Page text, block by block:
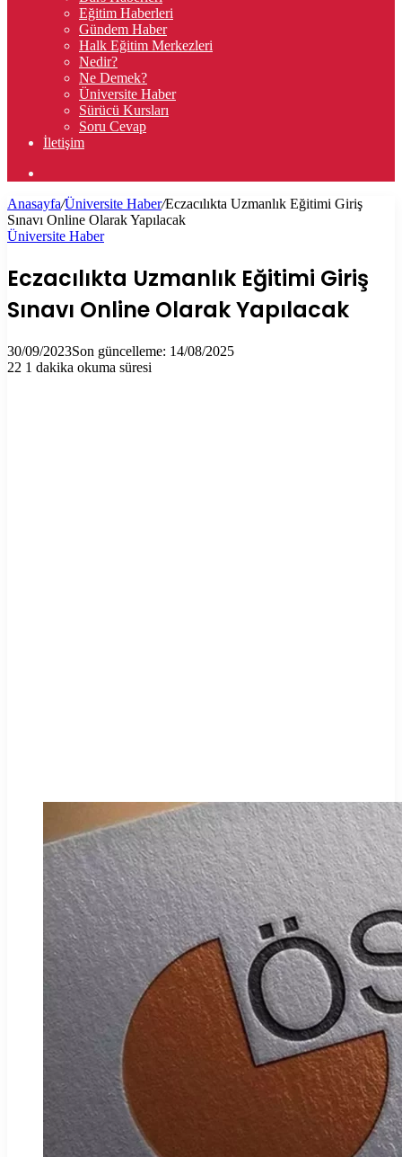
Eğitim Haberleri
Gündem Haber
Halk Eğitim Merkezleri
Nedir?
Ne Demek?
Üniversite Haber
Sürücü Kursları
Soru Cevap
İletişim
...
Anasayfa/Üniversite Haber/Eczacılıkta Uzmanlık Eğitimi Giriş
Sınavı Online Olarak Yapılacak
Üniversite Haber
Eczacılıkta Uzmanlık Eğitimi Giriş
Sınavı Online Olarak Yapılacak
30/09/2023Son güncelleme: 14/08/2025
22 1 dakika okuma süresi